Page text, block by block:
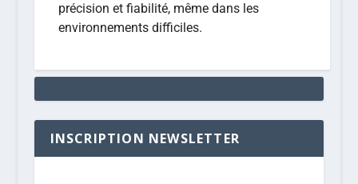
précision et fiabilité, même dans les
environnements difficiles.
INSCRIPTION NEWSLETTER